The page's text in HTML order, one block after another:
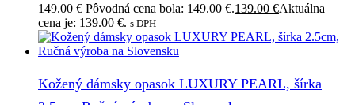
149.00€ Pôvodná cena bola: 149.00 €.139.00 €Aktuálna
cena je: 139.00 €. s DPH
Kožený dámsky opasok LUXURY PEARL, šírka